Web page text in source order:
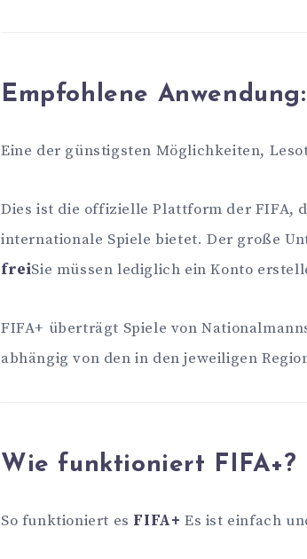
Empfohlene Anwendung:
Eine der günstigsten Möglichkeiten,
Dies ist die offizielle Plattform der FIFA,
internationale Spiele bietet. Der große
freiSie müssen lediglich ein Konto
FIFA+ überträgt Spiele von
abhängig von den in den jeweiligen
Wie funktioniert FIFA+?
So funktioniert es FIFA+ Es ist einfach